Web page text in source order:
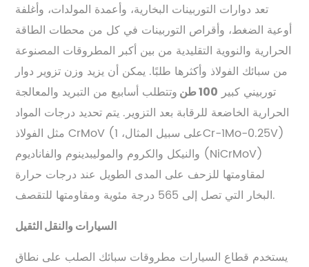
تعد دوارات التوربينات البخارية، وأعمدة المولدات، وأغلفة
أوعية الضغط، وأقراص التوربينات في كل من محطات الطاقة
الحرارية والنووية التقليدية من بين أكبر المطروقات المصنوعة
من سبائك الفولاذ وأكثرها طلبًا. يمكن أن يزيد وزن تزوير دوار
توربيني كبير 100 طن
وتتطلب أسابيع من التبريد والمعالجة
الحرارية الخاضعة للرقابة بعد التزوير. يتم تحديد درجات المواد
مثل الفولاذ CrMoV (على سبيل المثال، 1Cr-1Mo-0.25V)
والنيكل والكروم والموليبدينوم والفاناديوم (NiCrMoV)
لمقاومتها للزحف على المدى الطويل عند درجات حرارة
البخار التي تصل إلى 565 درجة مئوية ومقاومتها للتقصف.
السيارات والنقل الثقيل
يستخدم قطاع السيارات مطروقات سبائك الصلب على نطاق